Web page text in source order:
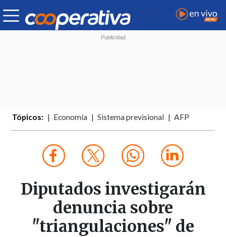
Tópicos: Economía Sistema previsional AFP
Diputados investigarán
denuncia sobre
"triangulaciones" de